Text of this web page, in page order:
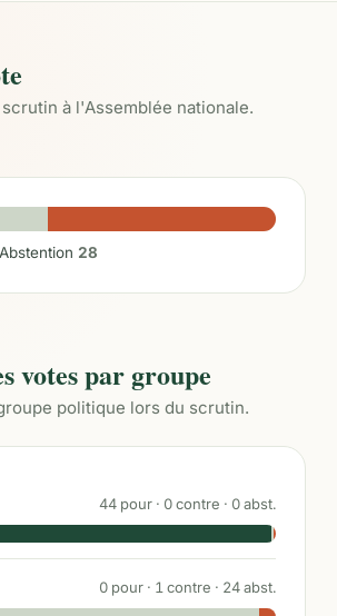
à l'Assemblée nationale.
Abstention 28
votes par groupe
politique lors du scrutin.
44 pour · 0contre · 0abst.
0 pour · 1 contre · 24abst.